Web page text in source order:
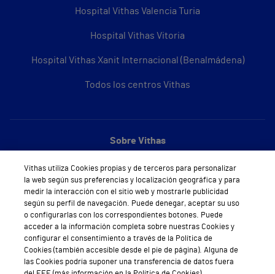
Hospital Vithas Valencia Turia
Hospital Vithas Vitoria
Hospital Vithas Xanit Internacional (Benalmádena)
Todos los centros Vithas
Sobre Vithas
Trabajar en Vithas
Teléfono Cita Médica
Teléfono Atención al Cliente
Política de seguridad y salud en el trabajo
Vithas utiliza Cookies propias y de terceros para personalizar
la web según sus preferencias y localización geográfica y para
medir la interacción con el sitio web y mostrarle publicidad
según su perfil de navegación. Puede denegar, aceptar su uso
o configurarlas con los correspondientes botones. Puede
acceder a la información completa sobre nuestras Cookies y
configurar el consentimiento a través de la Política de
Cookies (también accesible desde el pie de página). Alguna de
las Cookies podría suponer una transferencia de datos fuera